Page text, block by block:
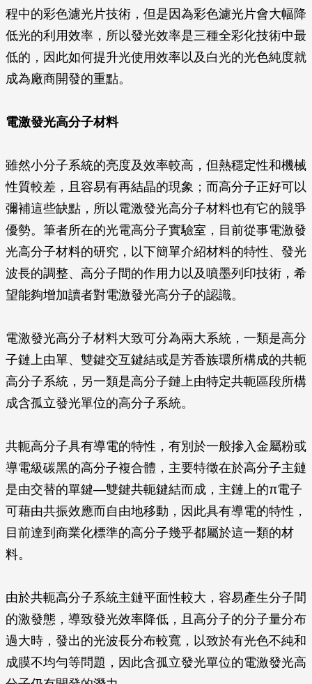
程中的彩色濾光片技術，但是因為彩色濾光片會大幅降
低光的利用效率，所以發光效率是三種全彩化技術中最
低的，因此如何提升光使用效率以及白光的光色純度就
成為廠商開發的重點。
電激發光高分子材料
雖然小分子系統的亮度及效率較高，但熱穩定性和機械
性質較差，且容易有再結晶的現象；而高分子正好可以
彌補這些缺點，所以電激發光高分子材料也有它的競爭
優勢。筆者所在的光電高分子實驗室，目前從事電激發
光高分子材料的研究，以下簡單介紹材料的特性、發光
波長的調整、高分子間的作用力以及噴墨列印技術，希
望能夠增加讀者對電激發光高分子的認識。
電激發光高分子材料大致可分為兩大系統，一類是高分
子鏈上由單、雙鍵交互鍵結或是芳香族環所構成的共軛
高分子系統，另一類是高分子鏈上由特定共軛區段所構
成含孤立發光單位的高分子系統。
共軛高分子具有導電的特性，有別於一般摻入金屬粉或
導電級碳黑的高分子複合體，主要特徵在於高分子主鏈
是由交替的單鍵—雙鍵共軛鍵結而成，主鏈上的π電子
可藉由共振效應而自由地移動，因此具有導電的特性，
目前達到商業化標準的高分子幾乎都屬於這一類的材
料。
由於共軛高分子系統主鏈平面性較大，容易產生分子間
的激發態，導致發光效率降低，且高分子的分子量分布
過大時，發出的光波長分布較寬，以致於有光色不純和
成膜不均勻等問題，因此含孤立發光單位的電激發光高